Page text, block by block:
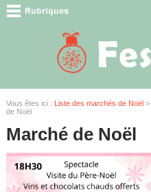
Vous êtes ici : Liste des marchés de Noël>
de Noël
Marché de Noël